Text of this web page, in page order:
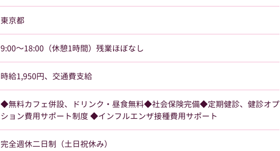
東京都
9:00～18:00（休憩1時間）残業ほぼなし
時給1,950円、交通費支給
◆無料カフェ併設、ドリンク・昼食無料◆社会保険完備◆定期健診、健診オプ
ション費用サポート制度 ◆インフルエンザ接種費用サポート
完全週休二日制（土日祝休み）